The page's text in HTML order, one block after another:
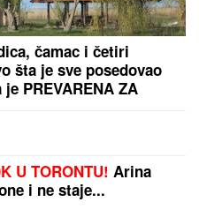
čamac i četiri
šta je sve posedovao
PREVARENA ZA
U TORONTU! Arina
i ne staje...